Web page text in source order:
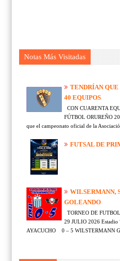
Notas Más Visitadas
TENDRÍAN
40 EQUIPOS
CON CUARENTA
FÚTBOL ORUREÑO
que el campeonato oficial de la
FUTSAL DE
WILSERMANN,
GOLEANDO
TORNEO DE
29 JULIO 2026 Estadio
AYACUCHO 0 – 5 WILSTERMANN